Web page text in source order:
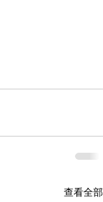
查看全部